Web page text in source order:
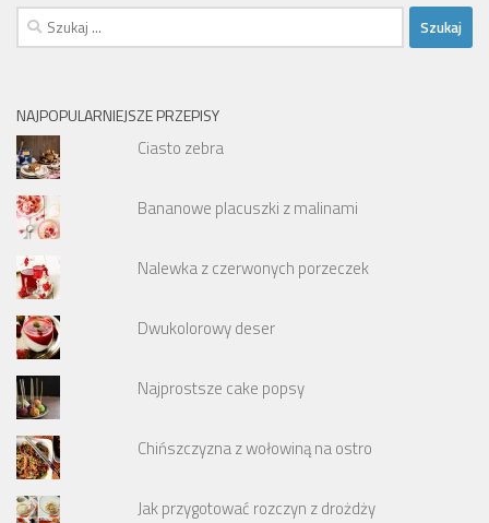
Szukaj:
NAJPOPULARNIEJSZE PRZEPISY
Ciasto zebra
Bananowe placuszki z malinami
Nalewka z czerwonych porzeczek
Dwukolorowy deser
Najprostsze cake popsy
Chińszczyzna z wołowiną na ostro
Jak przygotować rozczyn z drożdży